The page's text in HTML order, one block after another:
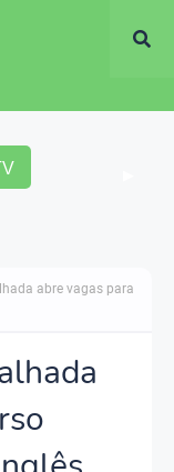
abre vagas para